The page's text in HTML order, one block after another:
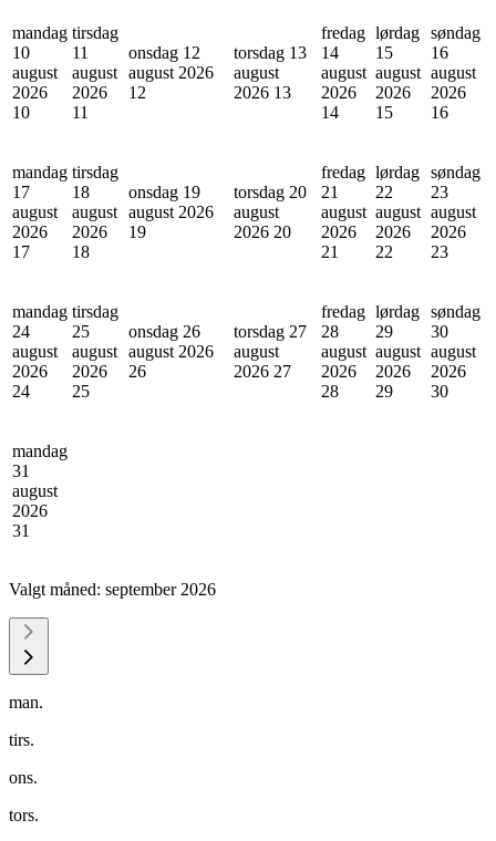
mandag
10
august
2026
10
tirsdag
11
august
2026
11
onsdag 12
august 2026
12
torsdag 13
august
2026 13
fredag
14
august
2026
14
lørdag
15
august
2026
15
søndag
16
august
2026
16
mandag
17
august
2026
17
tirsdag
18
august
2026
18
onsdag 19
august 2026
19
torsdag 20
august
2026 20
fredag
21
august
2026
21
lørdag
22
august
2026
22
søndag
23
august
2026
23
mandag
24
august
2026
24
tirsdag
25
august
2026
25
onsdag 26
august 2026
26
torsdag 27
august
2026 27
fredag
28
august
2026
28
lørdag
29
august
2026
29
søndag
30
august
2026
30
mandag
31
august
2026
31
Valgt måned: september 2026
man.
tirs.
ons.
tors.